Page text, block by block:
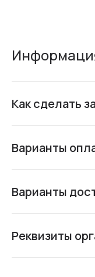
Как сделать
Варианты
Варианты
Реквизиты